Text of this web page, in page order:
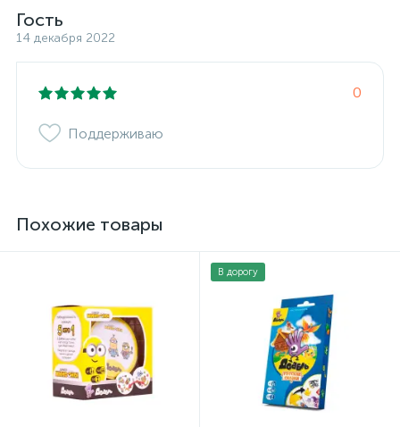
Гость
14 декабря 2022
0
Поддерживаю
Похожие товары
В дорогу